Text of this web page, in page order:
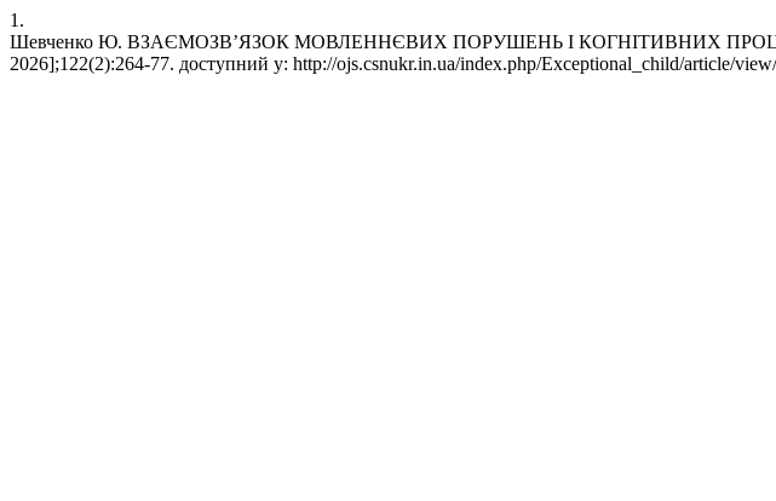
1.
Шевченко Ю. ВЗАЄМОЗВ’ЯЗОК МОВЛЕННЄВИХ ПОРУШЕНЬ І КОГНІТИВНИХ
2026];122(2):264-77. доступний у: http://ojs.csnukr.in.ua/index.php/Exceptional_child/article/